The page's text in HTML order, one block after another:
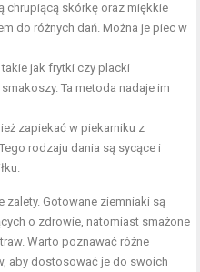
chrupiącą skórkę oraz miękkie
do różnych dań. Można je piec w
jak frytki czy placki
Ta metoda nadaje im
zapiekać w piekarniku z
rodzaju dania są sycące i
zalety. Gotowane ziemniaki są
o zdrowie, natomiast smażone
Warto poznawać różne
aby dostosować je do swoich